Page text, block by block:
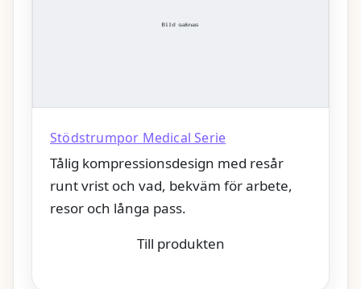
Stödstrumpor Medical Serie
Tålig kompressionsdesign med resår
runt vrist och vad, bekväm för arbete,
resor och långa pass.
Till produkten